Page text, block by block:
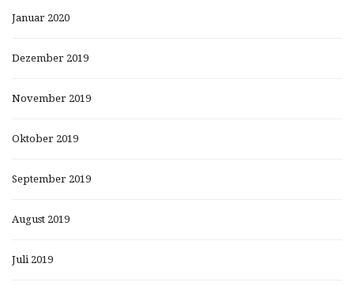
Januar 2020
Dezember 2019
November 2019
Oktober 2019
September 2019
August 2019
Juli 2019